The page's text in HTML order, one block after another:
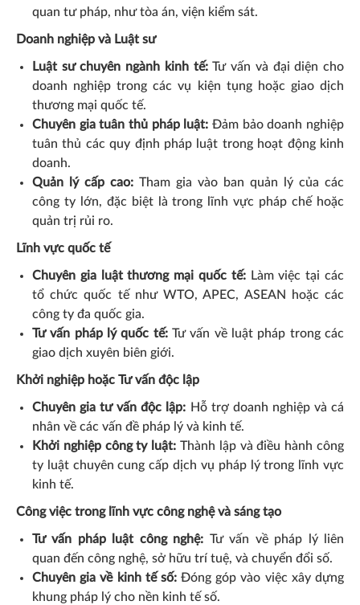
quan tư pháp, như tòa án, viện kiểm sát.
Doanh nghiệp và Luật sư
Luật sư chuyên ngành kinh tế:Tư vấn và đại diện cho
doanh nghiệp trong các vụ kiện tụng hoặc giao dịch
thương mại quốc tế.
Chuyên gia tuân thủ pháp luật: Đảm bảo doanh nghiệp
tuân thủ các quy định pháp luật trong hoạt động kinh
doanh.
Quản lý cấp cao: Tham gia vào ban quản lý của các
công ty lớn, đặc biệt là trong lĩnh vực pháp chế hoặc
quản trị rủi ro.
Lĩnh vực quốc tế
Chuyên gia luật thương mại quốc tế: Làm việc tại các
tổ chức quốc tế như WTO, APEC, ASEAN hoặc các
công ty đa quốc gia.
Tư vấn pháp lý quốc tế: Tư vấn về luật pháp trong các
giao dịch xuyên biên giới.
Khởi nghiệp hoặc Tư vấn độc lập
Chuyên gia tư vấn độc lập: Hỗ trợ doanh nghiệp và cá
nhân về các vấn đề pháp lý và kinh tế.
Khởi nghiệp công ty luật: Thành lập và điều hành công
ty luật chuyên cung cấp dịch vụ pháp lý trong lĩnh vực
kinh tế.
Công việc trong lĩnh vực công nghệ và sáng tạo
Tư vấn pháp luật công nghệ: Tư vấn về pháp lý liên
quan đến công nghệ, sở hữu trí tuệ, và chuyển đổi số.
Chuyên gia về kinh tế số:Đóng góp vào việc xây dựng
khung pháp lý cho nền kinh tế số.